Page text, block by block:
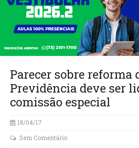
Parecer sobre reforma
Previdência deve ser
comissão especial
18/04/17
Sem Comentário